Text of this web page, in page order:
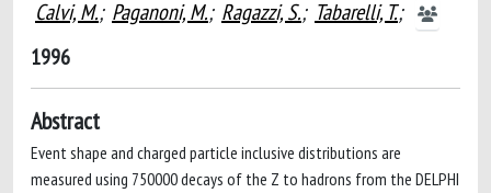
Calvi, M.; Paganoni, M.; Ragazzi, S.; Tabarelli, T.;
1996
Abstract
Event shape and charged particle inclusive distributions are
measured using 750000 decays of the Z to hadrons from the DELPHI